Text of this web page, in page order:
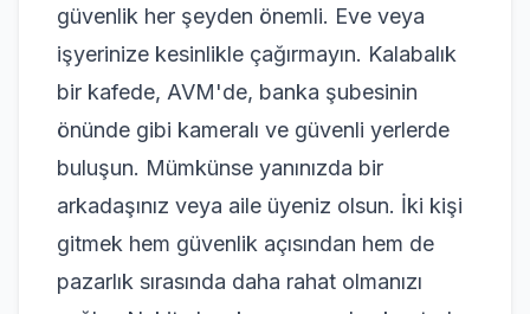
güvenlik her şeyden önemli. Eve veya
işyerinize kesinlikle çağırmayın. Kalabalık
bir kafede, AVM'de, banka şubesinin
önünde gibi kameralı ve güvenli yerlerde
buluşun. Mümkünse yanınızda bir
arkadaşınız veya aile üyeniz olsun. İki kişi
gitmek hem güvenlik açısından hem de
pazarlık sırasında daha rahat olmanızı